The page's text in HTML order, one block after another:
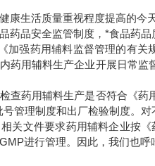
康生活质量重视程度提高的
药品安全监管制度，*食品药品
加强药用辅料监督管理的有
药用辅料生产企业开展日常
查药用辅料生产是否符合《
管理制度和出厂检验制度。
关文件要求药用辅料企业按
进行管理。因此，我们也